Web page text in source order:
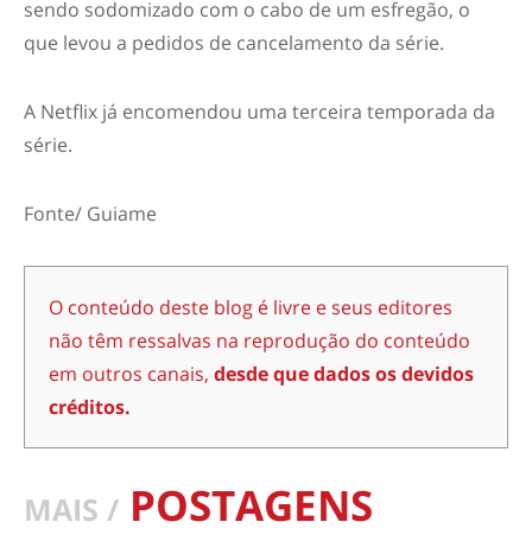
sendo sodomizado com o cabo de um esfregão, o
que levou a pedidos de cancelamento da série.
A Netflix já encomendou uma terceira temporada da
série.
Fonte/ Guiame
O conteúdo deste blog é livre e seus editores
não têm ressalvas na reprodução do conteúdo
em outros canais, desde que dados os devidos
créditos.
MAIS / POSTAGENS